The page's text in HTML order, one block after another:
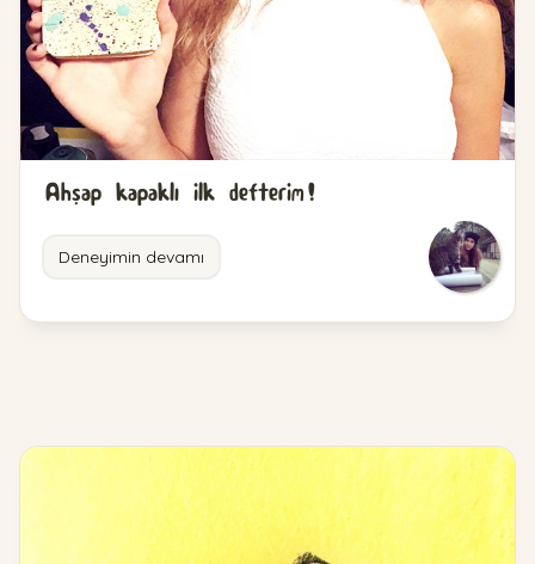
Ahşap kapaklı ilk defterim!
Deneyimin devamı